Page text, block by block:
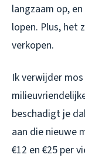
langzaam op,
lopen. Plus, het
verkopen.
Ik verwijder
beschadigt je
aan die nieuwe
€12 en €25 per